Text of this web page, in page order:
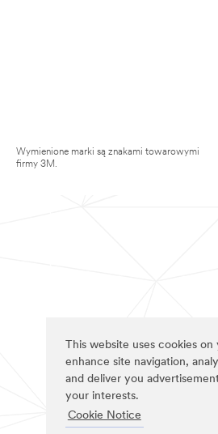
This website uses cookies
enhance site navigation,
and deliver you
your interests.
Cookie Notice
Wymienione marki są znakami towarowymi
firmy 3M.